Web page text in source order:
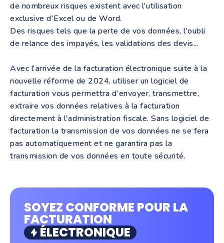
de nombreux risques existent avec l'utilisation
exclusive d'Excel ou de Word.
Des risques tels que la perte de vos données, l'oubli
de relance des impayés, les validations des devis...
Avec l'arrivée de la facturation électronique suite à la
nouvelle réforme de 2024, utiliser un logiciel de
facturation vous permettra d'envoyer, transmettre,
extraire vos données relatives à la facturation
directement à l'administration fiscale. Sans logiciel de
facturation la transmission de vos données ne se fera
pas automatiquement et ne garantira pas la
transmission de vos données en toute sécurité.
SOYEZ CONFORME POUR LA
FACTURATION
ÉLECTRONIQUE